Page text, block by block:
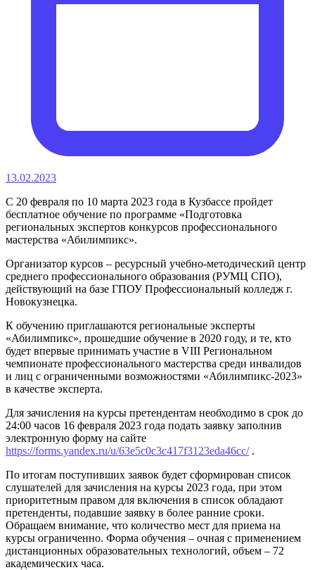
13.02.2023
С 20 февраля по 10 марта 2023 года в Кузбассе пройдет
бесплатное обучение по программе «Подготовка
региональных экспертов конкурсов профессионального
мастерства «Абилимпикс».
Организатор курсов – ресурсный учебно-методический центр
среднего профессионального образования (РУМЦ СПО),
действующий на базе ГПОУ Профессиональный колледж г.
Новокузнецка.
К обучению приглашаются региональные эксперты
«Абилимпикс», прошедшие обучение в 2020 году, и те, кто
будет впервые принимать участие в VIII Региональном
чемпионате профессионального мастерства среди инвалидов
и лиц с ограниченными возможностями «Абилимпикс-2023»
в качестве эксперта.
Для зачисления на курсы претендентам необходимо в срок до
24:00 часов 16 февраля 2023 года подать заявку заполнив
электронную форму на сайте
https://forms.yandex.ru/u/63e5c0c3c417f3123eda46cc/.
По итогам поступивших заявок будет сформирован список
слушателей для зачисления на курсы 2023 года, при этом
приоритетным правом для включения в список обладают
претенденты, подавшие заявку в более ранние сроки.
Обращаем внимание, что количество мест для приема на
курсы ограниченно. Форма обучения – очная с применением
дистанционных образовательных технологий, объем – 72
академических часа.